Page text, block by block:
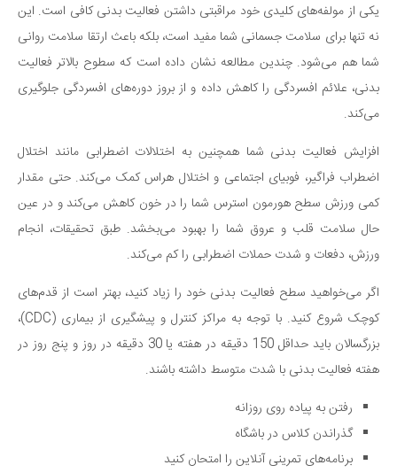
یکی از مولفه‌های کلیدی خود مراقبتی داشتن فعالیت بدنی کافی است. این
نه تنها برای سلامت جسمانی شما مفید است، بلکه باعث ارتقا سلامت روانی
شما هم می‌شود. چندین مطالعه نشان داده است که سطوح بالاتر فعالیت
بدنی، علائم افسردگی را کاهش داده و از بروز دوره‌های افسردگی جلوگیری
می‌کند.
افزایش فعالیت بدنی شما همچنین به اختلالات اضطرابی مانند اختلال
اضطراب فراگیر، فوبیای اجتماعی و اختلال هراس کمک می‌کند. حتی مقدار
کمی ورزش سطح هورمون استرس شما را در خون کاهش می‌کند و در عین
حال سلامت قلب و عروق شما را بهبود می‌بخشد. طبق تحقیقات، انجام
ورزش، دفعات و شدت حملات اضطرابی را کم می‌کند.
اگر می‌خواهید سطح فعالیت بدنی خود را زیاد کنید، بهتر است از قدم‌های
کوچک شروع کنید. با توجه به مراکز کنترل و پیشگیری از بیماری (CDC)،
بزرگسالان باید حداقل 150 دقیقه در هفته یا 30 دقیقه در روز و پنج روز در
هفته فعالیت بدنی با شدت متوسط داشته باشند.
رفتن به پیاده روی روزانه
گذراندن کلاس در باشگاه
برنامه‌های تمرینی آنلاین را امتحان کنید